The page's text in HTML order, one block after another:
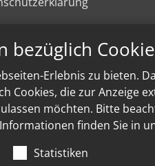
bezüglich
Erlebnis zu bieten.
Cookies, die zur Anzeige
möchten. Bitte
finden Sie in
Statistiken